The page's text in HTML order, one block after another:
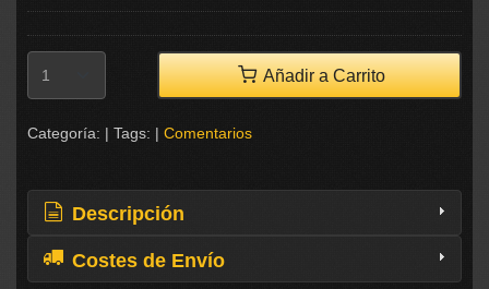
Añadir a Carrito
Categoría: | Tags: | Comentarios
Descripción
Costes de Envío